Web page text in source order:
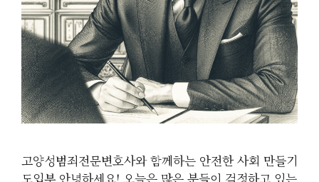
고양성범죄전문변호사와 함께하는 안전한 사회 만들기
도입부 안녕하세요! 오늘은 많은 분들이 걱정하고 있는